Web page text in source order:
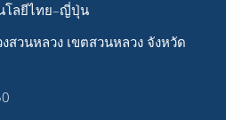
โลยีไทย–ญี่ปุ่น
วนหลวง เขตสวนหลวง จังหวัด